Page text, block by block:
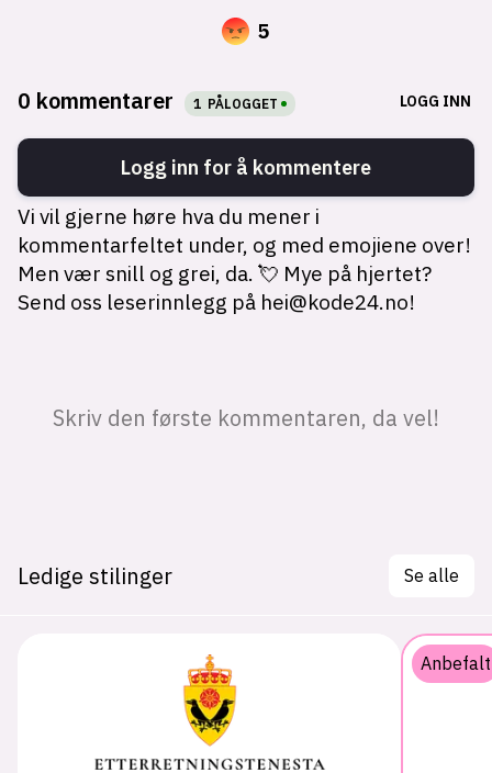
Ledige stilinger Se alle
Anbefalt